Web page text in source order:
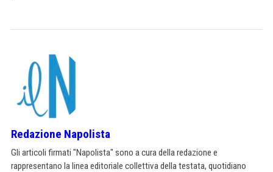
Redazione Napolista
Gli articoli firmati "Napolista" sono a cura della redazione e
rappresentano la linea editoriale collettiva della testata, quotidiano